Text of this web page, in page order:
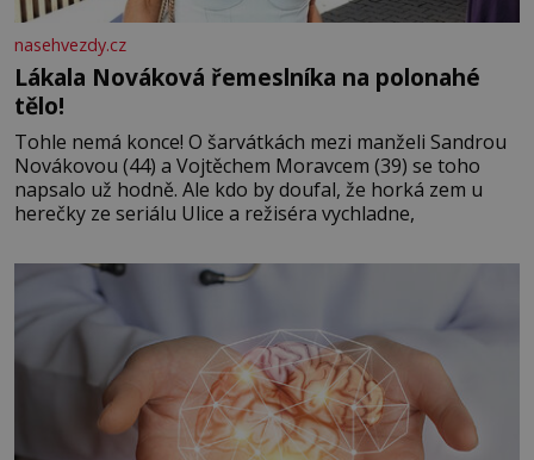
nasehvezdy.cz
Lákala Nováková řemeslníka na polonahé
tělo!
Tohle nemá konce! O šarvátkách mezi manželi Sandrou
Novákovou (44) a Vojtěchem Moravcem (39) se toho
napsalo už hodně. Ale kdo by doufal, že horká zem u
herečky ze seriálu Ulice a režiséra vychladne,